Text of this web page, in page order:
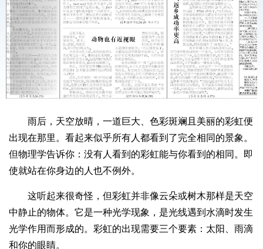
雨后，天空放晴，一道巨大、色彩斑斓且美丽的彩虹便
出现在那里。看起来似乎所有人都看到了完全相同的景象。
但物理学告诉你：没有人看到的彩虹能与你看到的相同。即
使就站在你身边的人也不例外。
这听起来很奇怪，但彩虹并非像云朵或树木那样是天空
中静止的物体。它是一种光学现象，是光线遇到水滴时发生
光学作用而形成的。彩虹的出现需要三个要素：太阳、雨滴
和你的眼睛。